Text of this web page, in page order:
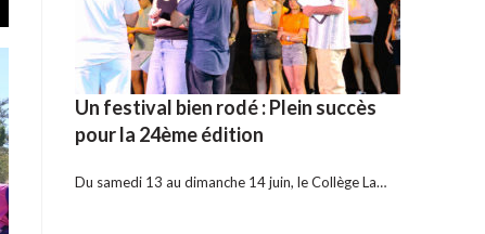
Un festival bien rodé : Plein succès
pour la 24ème édition
Du samedi 13 au dimanche 14 juin, le Collège La…